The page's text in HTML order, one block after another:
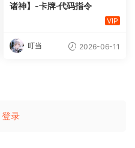
诸神】-卡牌·代码指令
VIP
叮当 2026-06-11
登录